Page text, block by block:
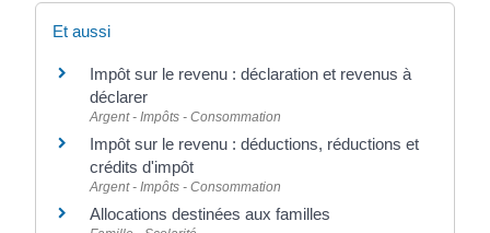
Et aussi
Impôt sur le revenu : déclaration et revenus à
déclarer
Argent - Impôts - Consommation
Impôt sur le revenu : déductions, réductions et
crédits d'impôt
Argent - Impôts - Consommation
Allocations destinées aux familles